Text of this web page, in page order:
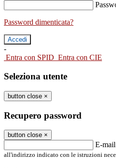
Password dimenticata?
-
Entra con SPID Entra con CIE
Seleziona utente
button close ×
Recupero password
button close ×
E-mail
all'indirizzo indicato con le istruzioni